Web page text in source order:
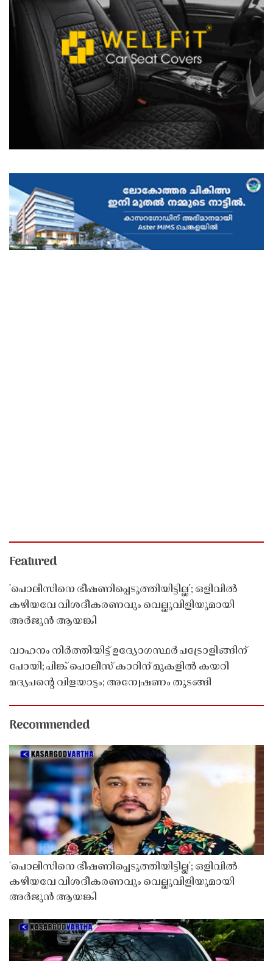
Featured
'പൊലീസിനെ ഭീഷണിപ്പെടുത്തിയിട്ടില്ല'; ഒളിവിൽ
കഴിയവേ വിശദീകരണവും വെല്ലുവിളിയുമായി
അർജുൻ ആയങ്കി
വാഹനം നിർത്തിയിട്ട് ഉദ്യോഗസ്ഥർ പട്രോളിങ്ങിന്
പോയി; പിങ്ക് പൊലീസ് കാറിന് മുകളിൽ കയറി
മദ്യപൻ്റെ വിളയാട്ടം; അന്വേഷണം തുടങ്ങി
Recommended
'പൊലീസിനെ ഭീഷണിപ്പെടുത്തിയിട്ടില്ല'; ഒളിവിൽ
കഴിയവേ വിശദീകരണവും വെല്ലുവിളിയുമായി
അർജുൻ ആയങ്കി